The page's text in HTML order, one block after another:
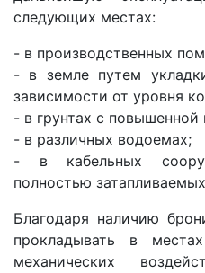
следующих местах:
- в производственных
- в земле путем
зависимости от уровня
- в грунтах с
- в различных водоемах;
- в кабельных
полностью
Благодаря наличию
прокладывать в
механических